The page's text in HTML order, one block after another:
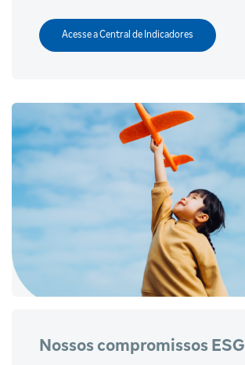
Acesse a Central de Indicadores
Nossos compromissos ESG